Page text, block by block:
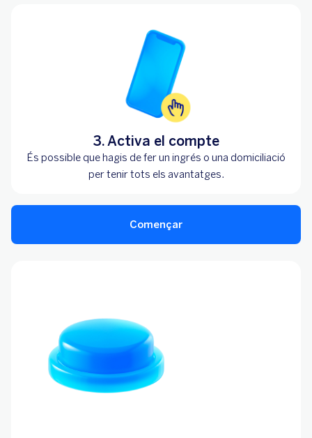
3. Activa el compte
És possible que hagis de fer un ingrés o una domiciliació
per tenir tots els avantatges.
Començar